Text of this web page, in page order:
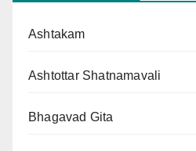
Ashtakam
Ashtottar Shatnamavali
Bhagavad Gita